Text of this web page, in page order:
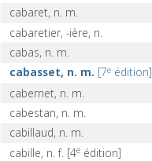
cabaret, n. m.
cabaretier, -ière, n.
cabas, n. m.
cabasset, n. m. [7e édition]
cabernet, n. m.
cabestan, n. m.
cabillaud, n. m.
cabille, n. f. [4e édition]